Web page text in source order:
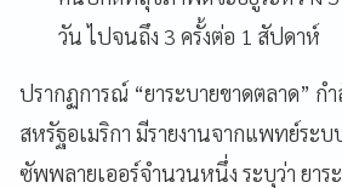
วัน ไปจนถึง 3 ครั้งต่อ 1 สัปดาห์
ปรากฏการณ์ “ยาระบายขาดตลาด” ก
สหรัฐอเมริกา มีรายงานจากแพทย์ระ
ซัพพลายเออร์จำนวนหนึ่ง ระบุว่า ยาร